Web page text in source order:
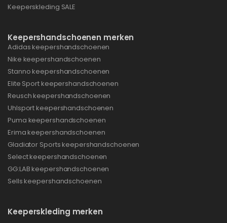
Keeperskleding SALE
Keepershandschoenen merken
Adidas keepershandschoenen
Nike keepershandschoenen
Stanno keepershandschoenen
Elite Sport keepershandschoenen
Reusch keepershandschoenen
Uhlsport keepershandschoenen
Puma keepershandschoenen
Erima keepershandschoenen
Gladiator Sports keepershandschoenen
Select keepershandschoenen
GG:LAB keepershandschoenen
Sells keepershandschoenen
Keeperskleding merken